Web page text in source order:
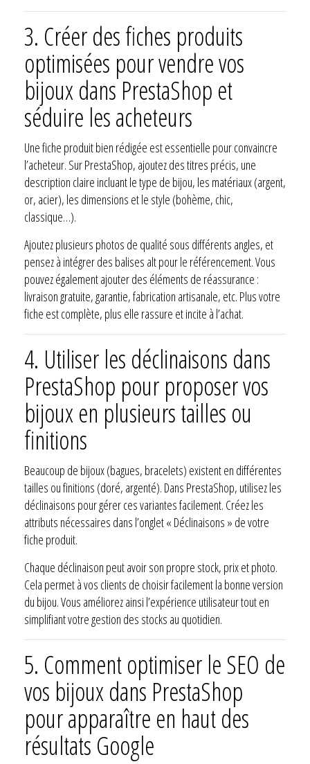
3. Créer des fiches produits
optimisées pour vendre vos
bijoux dans PrestaShop et
séduire les acheteurs
Une fiche produit bien rédigée est essentielle pour convaincre
l’acheteur. Sur PrestaShop, ajoutez des titres précis, une
description claire incluant le type de bijou, les matériaux (argent,
or, acier), les dimensions et le style (bohème, chic,
classique…).
Ajoutez plusieurs photos de qualité sous différents angles, et
pensez à intégrer des balises alt pour le référencement. Vous
pouvez également ajouter des éléments de réassurance :
livraison gratuite, garantie, fabrication artisanale, etc. Plus votre
fiche est complète, plus elle rassure et incite à l’achat.
4. Utiliser les déclinaisons dans
PrestaShop pour proposer vos
bijoux en plusieurs tailles ou
finitions
Beaucoup de bijoux (bagues, bracelets) existent en différentes
tailles ou finitions (doré, argenté). Dans PrestaShop, utilisez les
déclinaisons pour gérer ces variantes facilement. Créez les
attributs nécessaires dans l’onglet « Déclinaisons » de votre
fiche produit.
Chaque déclinaison peut avoir son propre stock, prix et photo.
Cela permet à vos clients de choisir facilement la bonne version
du bijou. Vous améliorez ainsi l’expérience utilisateur tout en
simplifiant votre gestion des stocks au quotidien.
5. Comment optimiser le SEO de
vos bijoux dans PrestaShop
pour apparaître en haut des
résultats Google